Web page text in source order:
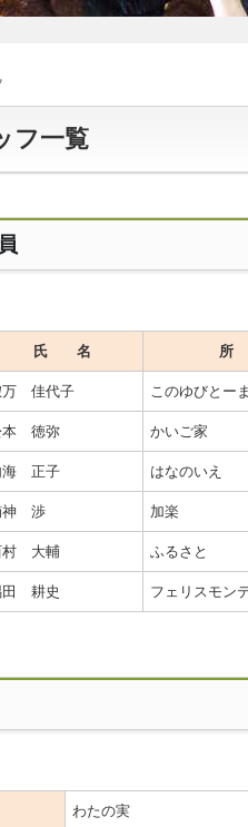
フ一覧
氏 名 所
万 佳代子 このゆびとー
本 徳弥 かいご家
海 正子 はなのいえ
神 渉 加楽
村 大輔 ふるさと
田 耕史 フェリスモン
わたの実